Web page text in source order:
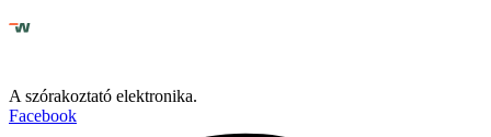
A szórakoztató elektronika.
Facebook